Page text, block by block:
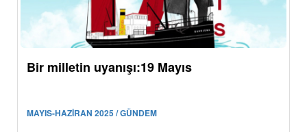
Bir milletin uyanışı:19 Mayıs
MAYIS-HAZİRAN 2025 / GÜNDEM